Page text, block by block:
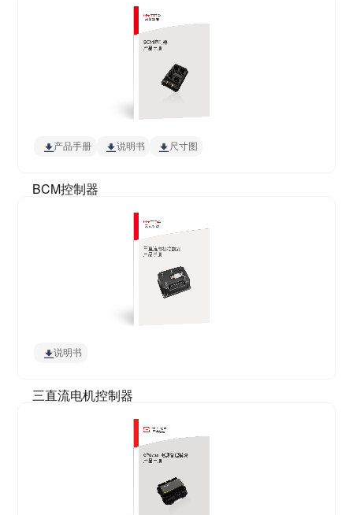
产品手册 说明书 尺寸图
BCM控制器
说明书
三直流电机控制器